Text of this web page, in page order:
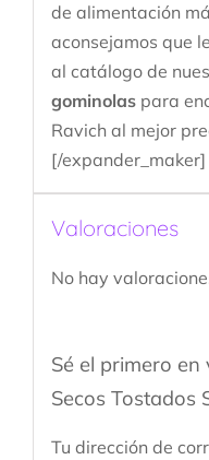
de alimentación
aconsejamos que
al catálogo de
gominolas para
Ravich al mejor
[/expander_maker]
Valoraciones
No hay
Sé el primero en
Secos Tostados
Tu dirección de